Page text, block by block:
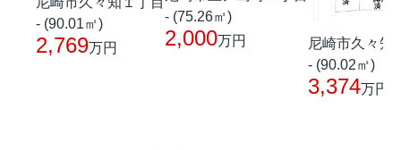
- (90.01㎡)
2,769万円
- (75.26㎡)
2,000万円
尼崎市久々知
- (90.02㎡)
3,374万円